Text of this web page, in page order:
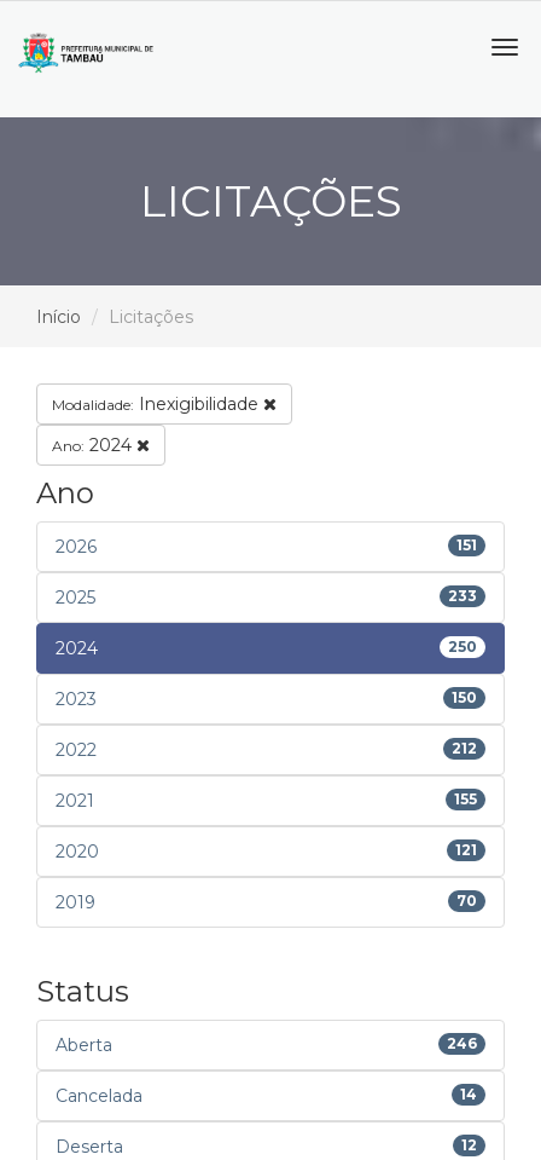
LICITAÇÕES
Início Licitações
Modalidade: Inexigibilidade
Ano: 2024
Ano
2026 151
2025 233
2024 250
2023 150
2022 212
2021 155
2020 121
2019 70
Status
Aberta 246
Cancelada 14
Deserta 12